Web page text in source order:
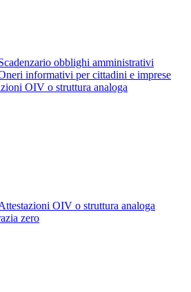
obblighi amministrativi
informativi per cittadini e imprese
OIV o struttura analoga
OIV o struttura analoga
zero